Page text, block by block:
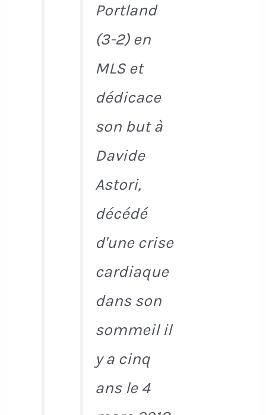
Portland
(3-2) en
MLS et
dédicace
son but à
Davide
Astori,
décédé
d'une crise
cardiaque
dans son
sommeil il
y a cinq
ans le 4